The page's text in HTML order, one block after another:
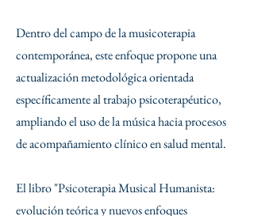
Dentro del campo de la musicoterapia
contemporánea, este enfoque propone una
actualización metodológica orientada
específicamente al trabajo psicoterapéutico,
ampliando el uso de la música hacia procesos
de acompañamiento clínico en salud mental.
El libro "Psicoterapia Musical Humanista:
evolución teórica y nuevos enfoques